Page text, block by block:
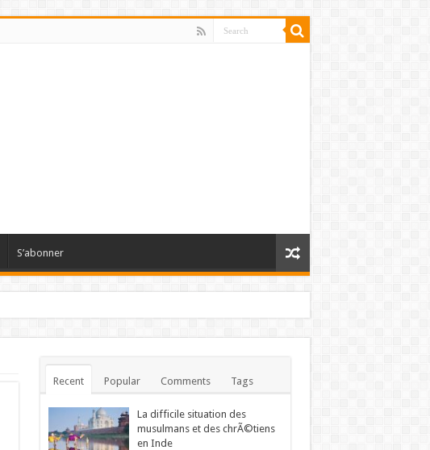
S’abonner
Recent Popular Comments Tags
La difficile situation des
musulmans et des chrÃ©tiens
en Inde